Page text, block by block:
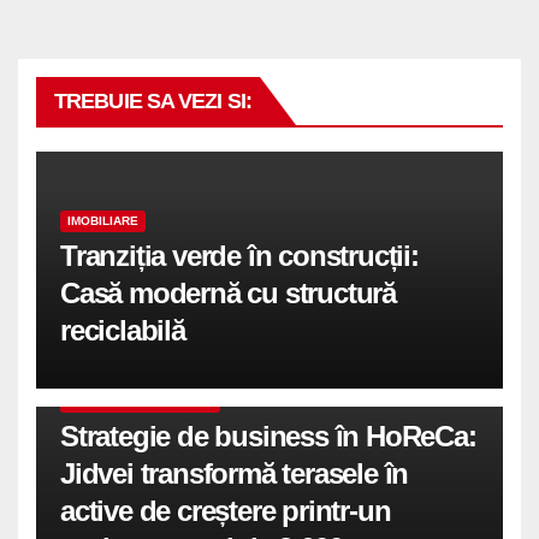
TREBUIE SA VEZI SI:
IMOBILIARE
Tranziția verde în construcții:
Casă modernă cu structură
reciclabilă
Strategie de business în HoReCa:
Jidvei transformă terasele în
active de creștere printr-un